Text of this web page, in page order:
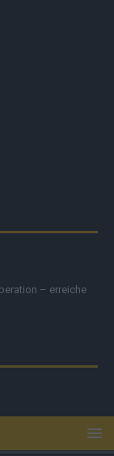
– erreiche